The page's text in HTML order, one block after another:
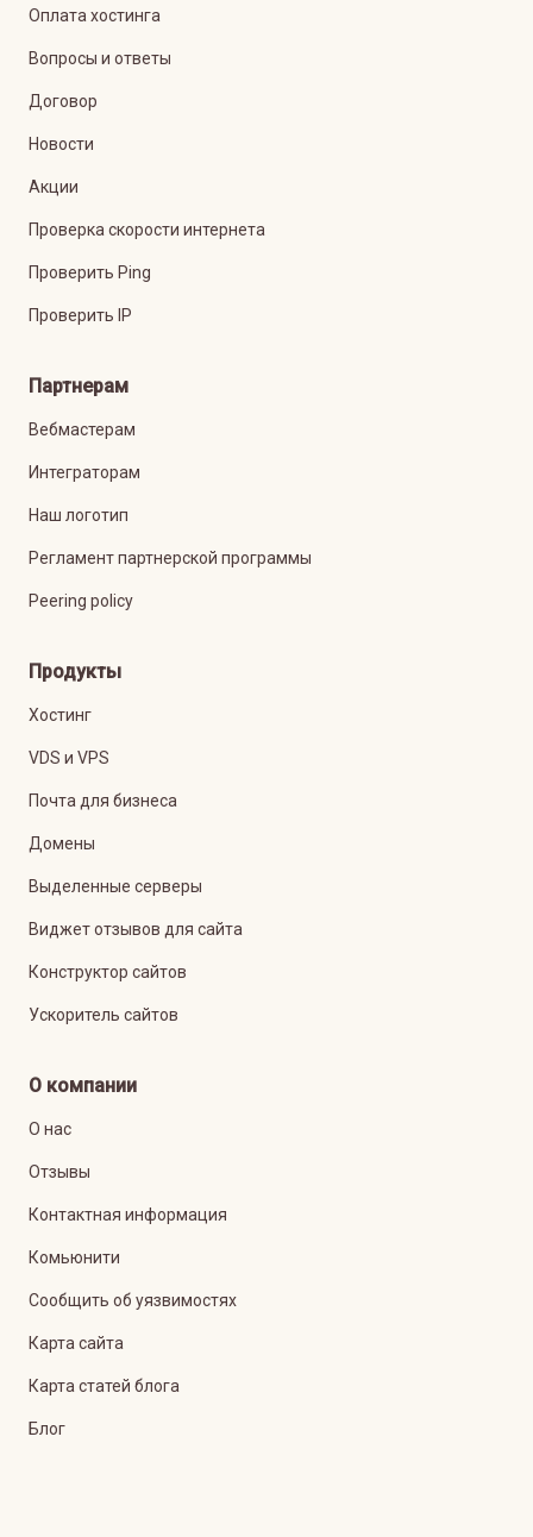
Оплата хостинга
Вопросы и ответы
Договор
Новости
Акции
Проверка скорости интернета
Проверить Ping
Проверить IP
Партнерам
Вебмастерам
Интеграторам
Наш логотип
Регламент партнерской программы
Peering policy
Продукты
Хостинг
VDS и VPS
Почта для бизнеса
Домены
Выделенные серверы
Виджет отзывов для сайта
Конструктор сайтов
Ускоритель сайтов
О компании
О нас
Отзывы
Контактная информация
Комьюнити
Сообщить об уязвимостях
Карта сайта
Карта статей блога
Блог